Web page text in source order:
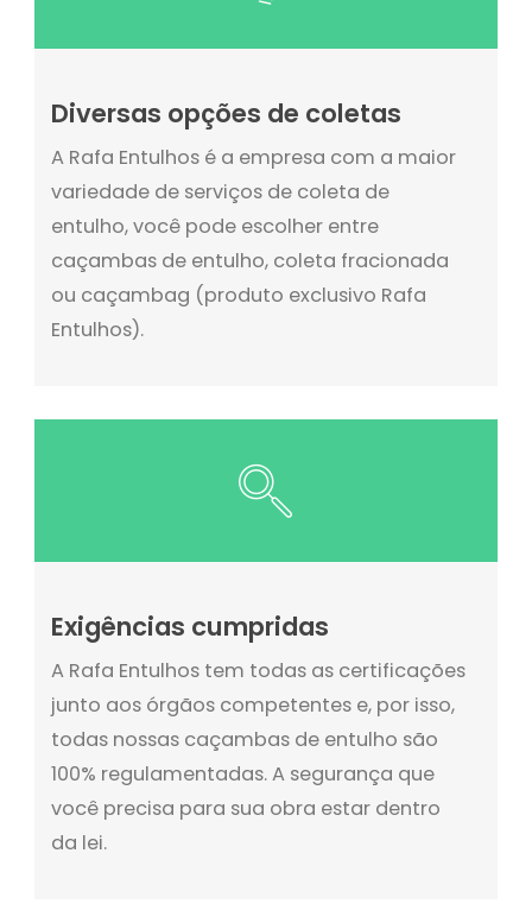
Diversas opções de coletas
A Rafa Entulhos é a empresa com a maior
variedade de serviços de coleta de
entulho, você pode escolher entre
caçambas de entulho, coleta fracionada
ou caçambag (produto exclusivo Rafa
Entulhos).
Exigências cumpridas
A Rafa Entulhos tem todas as certificações
junto aos órgãos competentes e, por isso,
todas nossas caçambas de entulho são
100% regulamentadas. A segurança que
você precisa para sua obra estar dentro
da lei.